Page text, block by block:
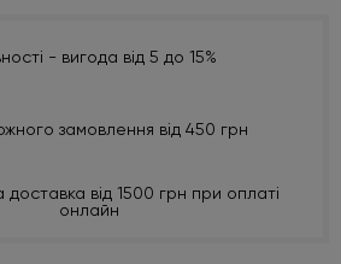
- вигода від 5 до 15%
замовлення від 450 грн
доставка від 1500 грн при оплаті
онлайн